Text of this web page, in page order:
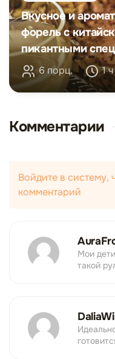
Вкусное и
форель с
пикантными
6 порц. 1 ч
Комментарии
Войдите в систему,
комментарий
Мои
такой